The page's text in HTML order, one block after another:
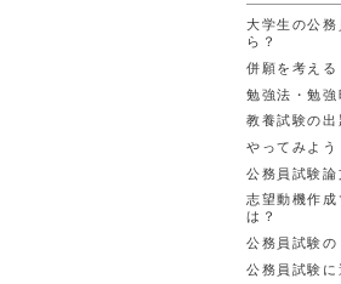
大学生の公
ら？
併願を考える
勉強法・勉強
教養試験の
やってみよう
公務員試験論
志望動機作
は？
公務員試験の
公務員試験に